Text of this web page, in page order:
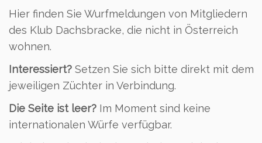
Hier finden Sie Wurfmeldungen von Mitgliedern
des Klub Dachsbracke, die nicht in Österreich
wohnen.
Interessiert? Setzen Sie sich bitte direkt mit dem
jeweiligen Züchter in Verbindung.
Die Seite ist leer? Im Moment sind keine
internationalen Würfe verfügbar.